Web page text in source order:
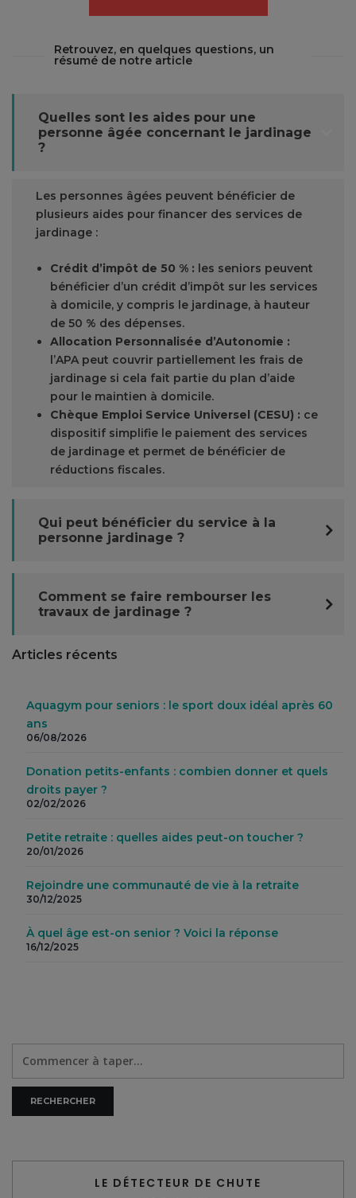
Retrouvez, en quelques questions, un
résumé de notre article
Quelles sont les aides pour une
personne âgée concernant le jardinage
?
Les personnes âgées peuvent bénéficier de
plusieurs aides pour financer des services de
jardinage :
Crédit d’impôt de 50 % : les seniors peuvent
bénéficier d’un crédit d’impôt sur les services
à domicile, y compris le jardinage, à hauteur
de 50 % des dépenses.
Allocation Personnalisée d’Autonomie :
l’APA peut couvrir partiellement les frais de
jardinage si cela fait partie du plan d’aide
pour le maintien à domicile.
Chèque Emploi Service Universel (CESU) : ce
dispositif simplifie le paiement des services
de jardinage et permet de bénéficier de
réductions fiscales​.
Qui peut bénéficier du service à la
personne jardinage ?
Comment se faire rembourser les
travaux de jardinage ?
Articles récents
Aquagym pour seniors : le sport doux idéal après 60
ans
06/08/2026
Donation petits-enfants : combien donner et quels
droits payer ?
02/02/2026
Petite retraite : quelles aides peut-on toucher ?
20/01/2026
Rejoindre une communauté de vie à la retraite
30/12/2025
À quel âge est-on senior ? Voici la réponse
16/12/2025
LE DÉTECTEUR DE CHUTE